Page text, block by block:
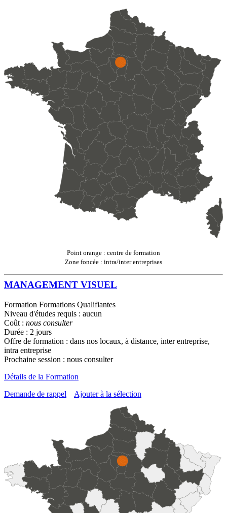
Point orange : centre de formation
Zone foncée : intra/inter entreprises
MANAGEMENT VISUEL
Formation Formations Qualifiantes
Niveau d'études requis : aucun
Coût : nous consulter
Durée : 2 jours
Offre de formation : dans nos locaux, à distance, inter entreprise,
intra entreprise
Prochaine session : nous consulter
Détails de la Formation
Demande de rappel
Ajouter à la sélection